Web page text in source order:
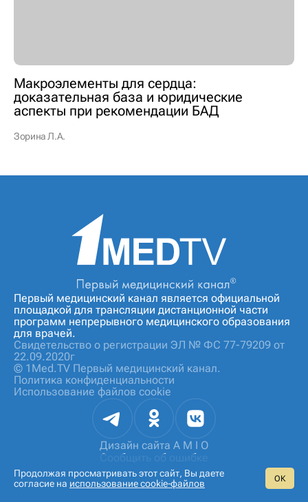
Макроэлементы для сердца:
доказательная база и юридические
аспекты при рекомендации БАД
Зорина Л.А.
Первый медицинский канал является официальной
площадкой для трансляции дистанционной части
программ непрерывного медицинского образования
для врачей.
Свидетельство о регистрации ЭЛ № ФС 77-79209 от
22.09.2020г
© 1Med.TV Первый медицинский канал.
Политика конфиденциальности
Использование файлов cookie
Дизайн сайта A M I O
Сообщить об ошибке
Продолжая просматривать этот сайт, Вы даете
согласие на использование cookie‑файлов ОК